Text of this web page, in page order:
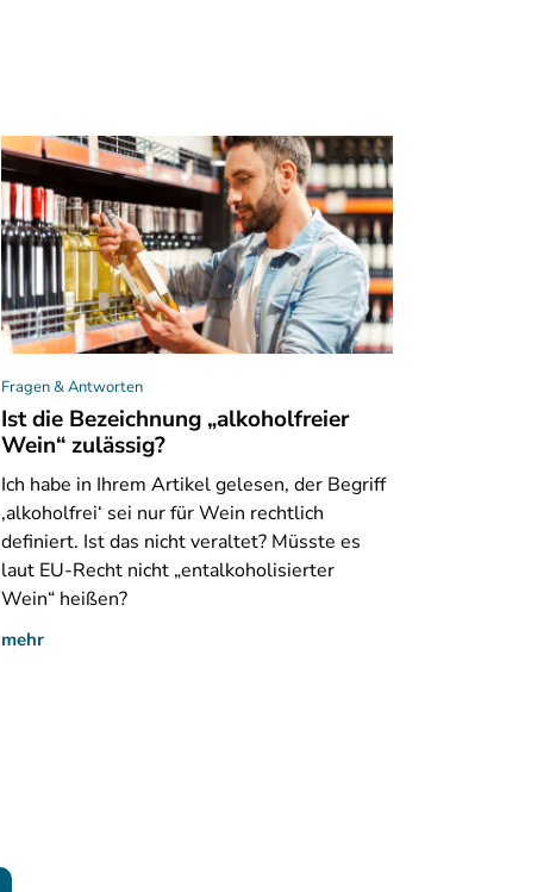
Fragen & Antworten
Ist die Bezeichnung „alkoholfreier
Wein“ zulässig?
Ich habe in Ihrem Artikel gelesen, der Begriff
‚alkoholfrei‘ sei nur für Wein rechtlich
definiert. Ist das nicht veraltet? Müsste es
laut EU-Recht nicht „entalkoholisierter
Wein“ heißen?
mehr